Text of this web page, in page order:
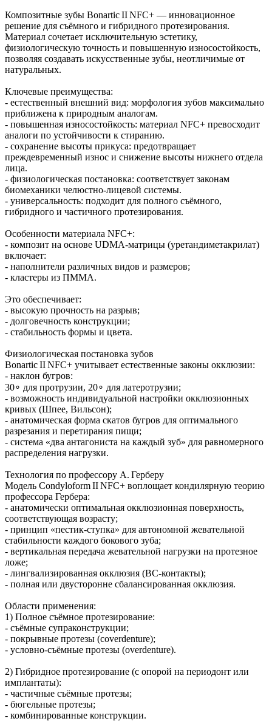
Композитные зубы Bonartic II NFC+ — инновационное
решение для съёмного и гибридного протезирования.
Материал сочетает исключительную эстетику,
физиологическую точность и повышенную износостойкость,
позволяя создавать искусственные зубы, неотличимые от
натуральных.
Ключевые преимущества:
- естественный внешний вид: морфология зубов максимально
приближена к природным аналогам.
- повышенная износостойкость: материал NFC+ превосходит
аналоги по устойчивости к стиранию.
- сохранение высоты прикуса: предотвращает
преждевременный износ и снижение высоты нижнего отдела
лица.
- физиологическая постановка: соответствует законам
биомеханики челюстно‑лицевой системы.
- универсальность: подходит для полного съёмного,
гибридного и частичного протезирования.
Особенности материала NFC+:
- композит на основе UDMA‑матрицы (уретандиметакрилат)
включает:
- наполнители различных видов и размеров;
- кластеры из ПММА.
Это обеспечивает:
- высокую прочность на разрыв;
- долговечность конструкции;
- стабильность формы и цвета.
Физиологическая постановка зубов
Bonartic II NFC+ учитывает естественные законы окклюзии:
- наклон бугров:
30∘ для протрузии, 20∘ для латеротрузии;
- возможность индивидуальной настройки окклюзионных
кривых (Шпее, Вильсон);
- анатомическая форма скатов бугров для оптимального
разрезания и перетирания пищи;
- система «два антагониста на каждый зуб» для равномерного
распределения нагрузки.
Технология по профессору А. Герберу
Модель Condyloform II NFC+ воплощает кондилярную теорию
профессора Гербера:
- анатомически оптимальная окклюзионная поверхность,
соответствующая возрасту;
- принцип «пестик‑ступка» для автономной жевательной
стабильности каждого бокового зуба;
- вертикальная передача жевательной нагрузки на протезное
ложе;
- лингвализированная окклюзия (BC‑контакты);
- полная или двусторонне сбалансированная окклюзия.
Области применения:
1) Полное съёмное протезирование:
- съёмные супраконструкции;
- покрывные протезы (coverdenture);
- условно‑съёмные протезы (overdenture).
2) Гибридное протезирование (с опорой на периодонт или
имплантаты):
- частичные съёмные протезы;
- бюгельные протезы;
- комбинированные конструкции.